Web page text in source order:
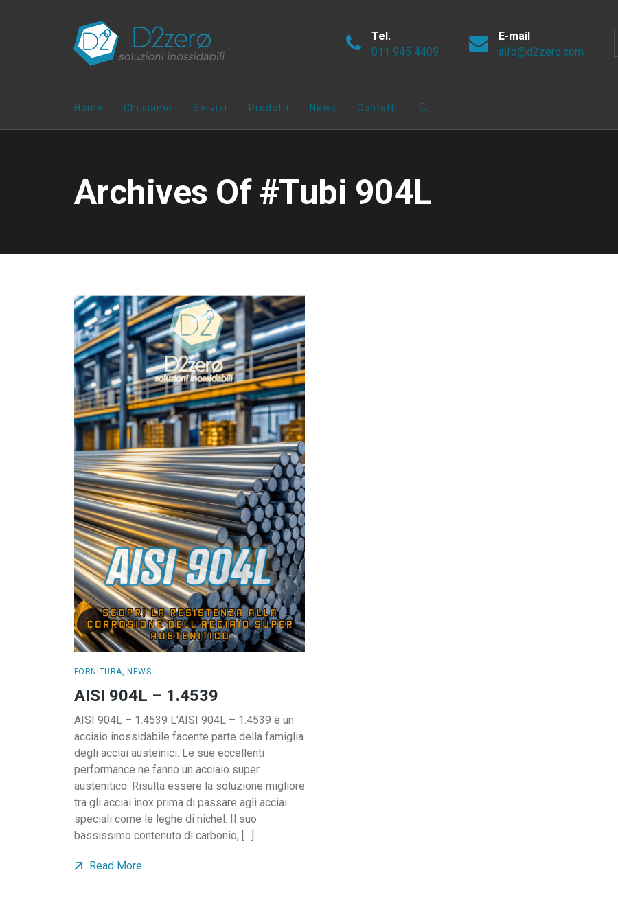
Tel.
011 945 4409
E-mail
info@d2zero.com
Home Chi siamo Servizi Prodotti News Contatti
Archives Of #tubi 904L
FORNITURA, NEWS
AISI 904L – 1.4539
AISI 904L – 1.4539 L’AISI 904L – 1.4539 è un
acciaio inossidabile facente parte della famiglia
degli acciai austeinici. Le sue eccellenti
performance ne fanno un acciaio super
austenitico. Risulta essere la soluzione migliore
tra gli acciai inox prima di passare agli acciai
speciali come le leghe di nichel. Il suo
bassissimo contenuto di carbonio, […]
Read More